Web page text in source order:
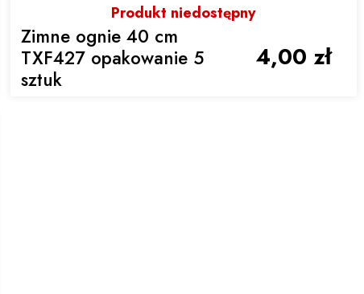
Produkt niedostępny
Zimne ognie 40 cm
TXF427 opakowanie 5
sztuk
4,00 zł